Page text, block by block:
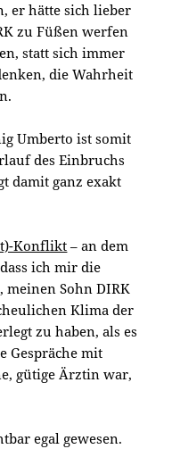
er hätte sich lieber
zu Füßen werfen
statt sich immer
die Wahrheit
Umberto ist somit
des Einbruchs
damit ganz exakt
Konflikt– an dem
ich mir die
meinen Sohn DIRK
Klima der
zu haben, als es
Gespräche mit
gütige Ärztin war,
egal gewesen.